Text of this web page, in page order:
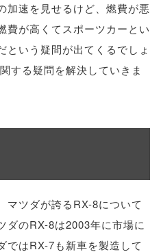
加速を見せるけど、燃費が悪
費が高くてスポーツカーとい
という疑問が出てくるでしょ
する疑問を解決していきま
マツダが誇るRX-8について
ダのRX-8は2003年に市場に
ではRX-7も新車を製造して